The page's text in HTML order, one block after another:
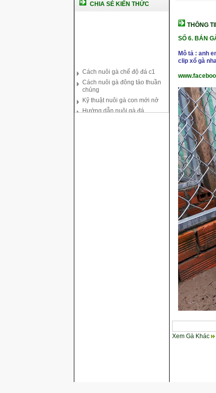
CHIA SẺ KIẾN THỨC
Cách nuôi gà đông tảo thuần
Kỹ thuật nuôi gà con mới nở
Hướng dẫn nuôi gà đá
Tại sao bạn cần biết cách nuôi
THÔNG
SỐ 6.BÁN
Mô tả : anh
clip xổ gà
Xem Gà Khác